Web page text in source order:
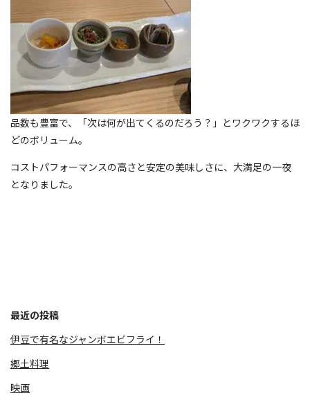
品数も豊富で、「次は何が出てくるのだろう？」とワクワクするほ
どのボリューム。
コストパフォーマンスの高さと安定の美味しさに、大満足の一夜
となりました。
最近の投稿
伊豆で有名なジャンボエビフライ！
郷土料理
映画